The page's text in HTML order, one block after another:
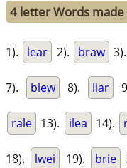
4 letter Words
1). lear 2). braw 3).
7). blew 8). liar
rale 13). ilea 14).
18). lwei 19). brie